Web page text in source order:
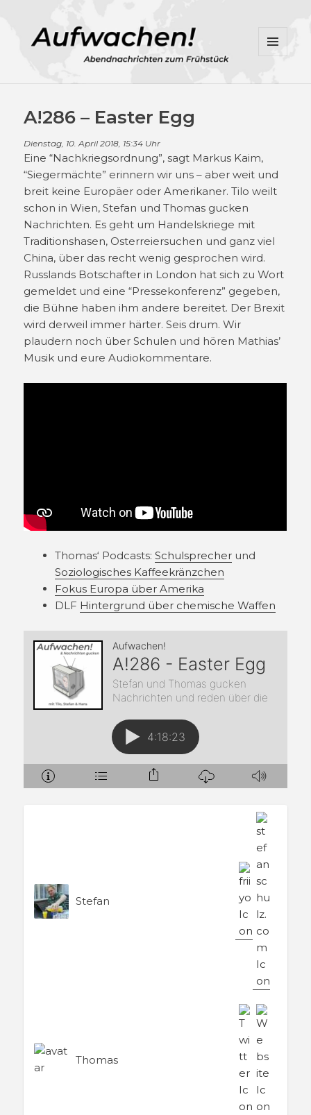
WIDGETS
A!286 – Easter Egg
Dienstag, 10. April 2018, 15:34 Uhr
Eine “Nachkriegsordnung”, sagt Markus Kaim,
“Siegermächte” erinnern wir uns – aber weit und
breit keine Europäer oder Amerikaner. Tilo weilt
schon in Wien, Stefan und Thomas gucken
Nachrichten. Es geht um Handelskriege mit
Traditionshasen, Osterreiersuchen und ganz viel
China, über das recht wenig gesprochen wird.
Russlands Botschafter in London hat sich zu Wort
gemeldet und eine “Pressekonferenz” gegeben,
die Bühne haben ihm andere bereitet. Der Brexit
wird derweil immer härter. Seis drum. Wir
plaudern noch über Schulen und hören Mathias’
Musik und eure Audiokommentare.
Thomas‘ Podcasts:Schulsprecher und
Soziologisches Kaffeekränzchen
Fokus Europa über Amerika
DLF Hintergrund über chemische Waffen
Stefan
Thomas